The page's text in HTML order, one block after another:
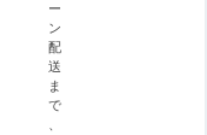
ー
ン
配
送
ま
で
、